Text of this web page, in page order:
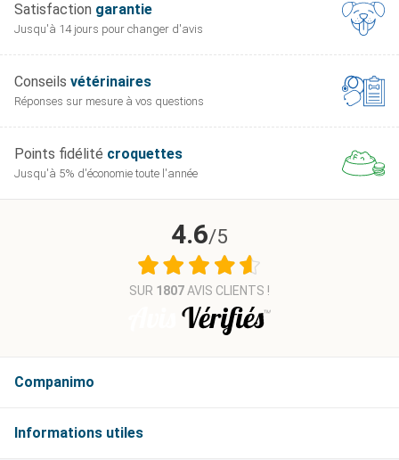
Satisfaction garantie
Jusqu'à 14 jours pour changer d'avis
Conseils vétérinaires
Réponses sur mesure à vos questions
Points fidélité croquettes
Jusqu'à 5% d'économie toute l'année
Companimo
Informations
4.6/5
SUR 1807AVIS CLIENTS !